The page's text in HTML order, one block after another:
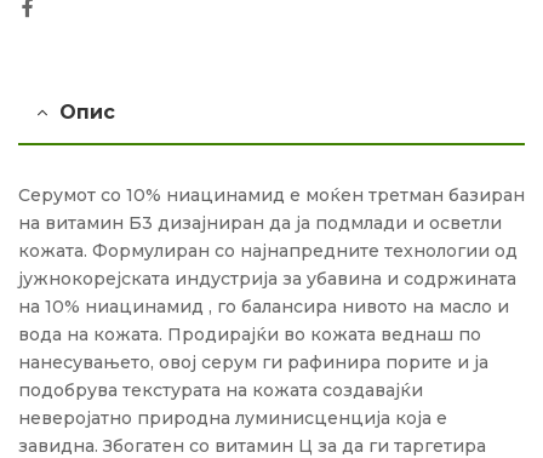
Опис
Серумот со 10% ниацинамид е моќен третман базиран
на витамин Б3 дизајниран да ја подмлади и осветли
кожата. Формулиран со најнапредните технологии од
јужнокорејската индустрија за убавина и содржината
на 10% ниацинамид , го балансира нивото на масло и
вода на кожата. Продирајќи во кожата веднаш по
нанесувањето, овој серум ги рафинира порите и ја
подобрува текстурата на кожата создавајќи
неверојатно природна луминисценција која е
завидна. Збогатен со витамин Ц за да ги таргетира